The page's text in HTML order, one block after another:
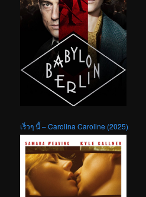
เร็วๆ นี้ – Carolina Caroline (2025)